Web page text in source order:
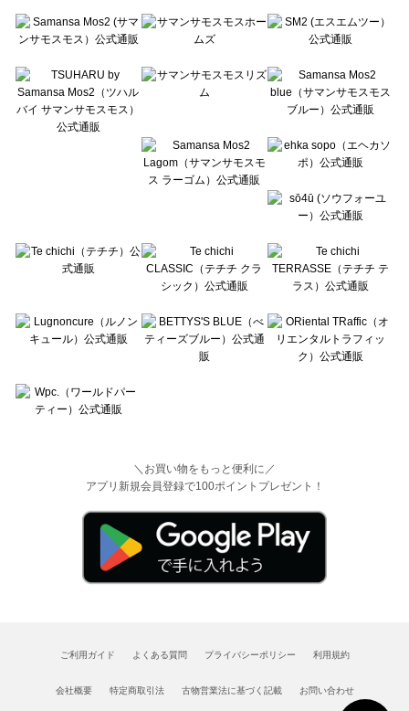
Te chichi（テチチ）の一覧
Te chichi CLASSIC（テチチ クラシック）の一覧
Lugnoncure（ルノンキュール）の一覧
BETTY'S BLUE（べティーズブルー）の一覧
Wpc.（ワールドパーティー）の一覧
＼お買い物をもっと便利に／
アプリ新規会員登録で100ポイントプレゼント！
ご利用ガイド よくある質問 プライバシーポリシー 利用規約
会社概要 特定商取引法 古物営業法に基づく記載 お問い合わせ